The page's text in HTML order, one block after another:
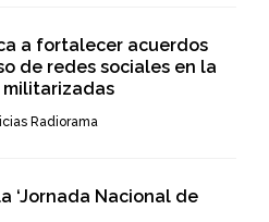
a fortalecer acuerdos
de redes sociales en la
militarizadas
Radiorama
‘Jornada Nacional de